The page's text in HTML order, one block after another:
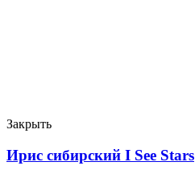
Закрыть
Ирис сибирский I See Stars